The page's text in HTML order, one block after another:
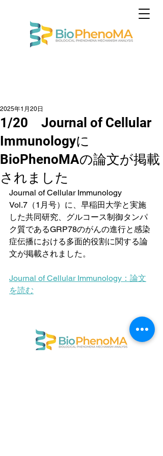
1/20 Journal of Cellular
Immunologyに
BioPhenoMAの論文が掲載
されました
2025年1月20日
Journal of Cellular Immunology
Vol.7（1月号）に、早稲田大学と実施
した共同研究、グルコース制御タンパ
ク質であるGRP78のがんの進行と感染
症伝播における多面的役割に関する論
文が掲載されました。
Journal of Cellular Immunology ：論文
を読む